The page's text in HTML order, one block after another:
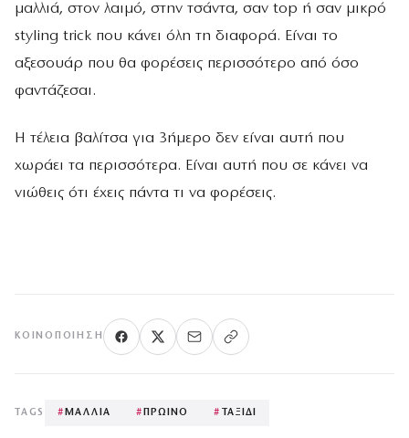
μαλλιά, στον λαιμό, στην τσάντα, σαν top ή σαν μικρό
styling trick που κάνει όλη τη διαφορά. Είναι το
αξεσουάρ που θα φορέσεις περισσότερο από όσο
φαντάζεσαι.
Η τέλεια βαλίτσα για 3ήμερο δεν είναι αυτή που
χωράει τα περισσότερα. Είναι αυτή που σε κάνει να
νιώθεις ότι έχεις πάντα τι να φορέσεις.
ΚΟΙΝΟΠΟΊΗΣΗ
TAGS # ΜΑΛΛΙΑ # ΠΡΩΙΝΟ # ΤΑΞΙΔΙ